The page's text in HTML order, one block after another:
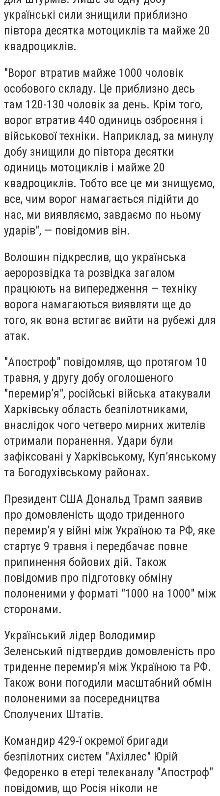
українські сили знищили приблизно
півтора десятка мотоциклів та майже 20
квадроциклів.
"Ворог втратив майже 1000 чоловік
особового складу. Це приблизно десь
там 120-130 чоловік за день. Крім того,
ворог втратив 440 одиниць озброєння і
військової техніки. Наприклад, за минулу
добу знищили до півтора десятки
одиниць мотоциклів і майже 20
квадроциклів. Тобто все це ми знищуємо,
все, чим ворог намагається підійти до
нас, ми виявляємо, завдаємо по ньому
ударів", — повідомив він.
Волошин підкреслив, що українська
аеророзвідка та розвідка загалом
працюють на випередження — техніку
ворога намагаються виявляти ще до
того, як вона встигає вийти на рубежі для
атак.
"Апостроф" повідомляв, що протягом 10
травня, у другу добу оголошеного
"перемир’я", російські війська атакували
Харківську область безпілотниками,
внаслідок чого четверо мирних жителів
отримали поранення. Удари були
зафіксовані у Харківському, Куп’янському
та Богодухівському районах.
Президент США Дональд Трамп заявив
про домовленість щодо триденного
перемир’я у війні між Україною та РФ, яке
стартує 9 травня і передбачає повне
припинення бойових дій. Також
повідомив про підготовку обміну
полоненими у форматі "1000 на 1000" між
сторонами.
Український лідер Володимир
Зеленський підтвердив домовленість про
триденне перемир’я між Україною та РФ.
Також вони погодили масштабний обмін
полоненими за посередництва
Сполучених Штатів.
Командир 429-ї окремої бригади
безпілотних систем "Ахіллес" Юрій
Федоренко в етері телеканалу "Апостроф"
повідомив, що Росія ніколи не